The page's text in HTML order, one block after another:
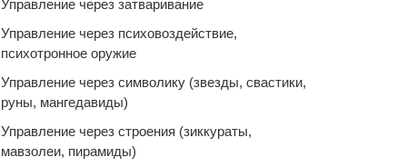
Управление через затваривание
Управление через психовоздействие,
психотронное оружие
Управление через символику (звезды, свастики,
руны, мангедавиды)
Управление через строения (зиккураты,
мавзолеи, пирамиды)